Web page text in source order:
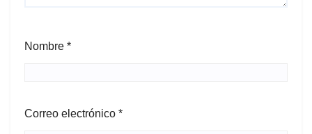
Nombre *
Correo electrónico *